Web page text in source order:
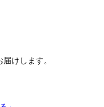
けします。